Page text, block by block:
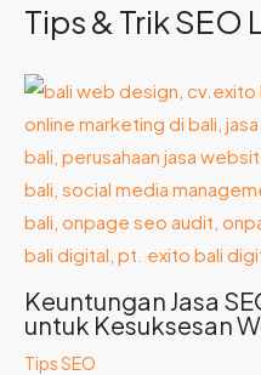
Tips & Trik SEO
Keuntungan Jasa
untuk Kesuksesan
Tips SEO